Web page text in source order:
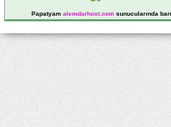
Papatyam alemdarhost.comsunucularında